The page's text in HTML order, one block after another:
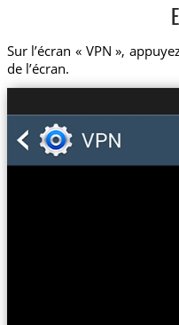
Sur l’écran « VPN »,
de l’écran.